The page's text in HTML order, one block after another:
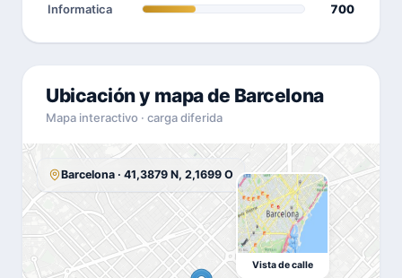
Informatica
700
Ubicación y mapa de Barcelona
Mapa interactivo · carga diferida
Barcelona · 41,3879 N, 2,1699 O
Vista de calle